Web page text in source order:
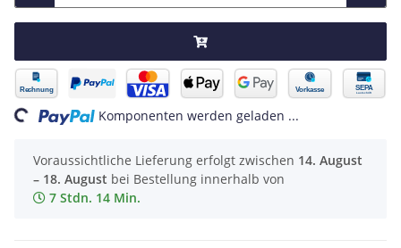
Komponenten werden geladen ...
Voraussichtliche Lieferung erfolgt zwischen 14. August
– 18. August bei Bestellung innerhalb von
7 Stdn. 14 Min.